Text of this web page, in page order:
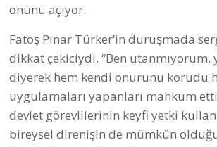
önünü açıyor.
Fatoş Pınar Türker’in duruşmada
dikkat çekiciydi. “Ben utanmıyorum,
diyerek hem kendi onurunu korudu
uygulamaları yapanları mahkum
devlet görevlilerinin keyfi yetki
bireysel direnişin de mümkün